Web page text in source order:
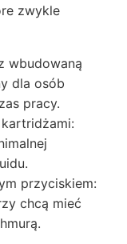
zwykle
wbudowaną
dla osób
pracy.
przyciskiem:
chcą mieć